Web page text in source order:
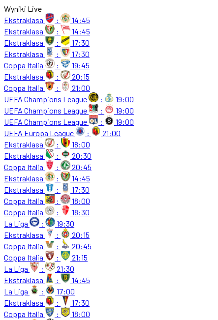
Wyniki Live
Ekstraklasa
:
14:45
Ekstraklasa
:
14:45
Ekstraklasa
:
17:30
Ekstraklasa
:
17:30
Coppa Italia
:
19:45
Ekstraklasa
:
20:15
Coppa Italia
:
21:00
UEFA Champions League
:
19:00
UEFA Champions League
:
19:00
UEFA Champions League
:
19:00
UEFA Europa League
:
21:00
Ekstraklasa
:
18:00
Ekstraklasa
:
20:30
Coppa Italia
:
20:45
Ekstraklasa
:
14:45
Ekstraklasa
:
17:30
Coppa Italia
:
18:00
Coppa Italia
:
18:30
La Liga
:
19:30
Ekstraklasa
:
20:15
Coppa Italia
:
20:45
Coppa Italia
:
21:15
La Liga
:
21:30
Ekstraklasa
:
14:45
La Liga
:
17:00
Ekstraklasa
:
17:30
Coppa Italia
:
18:00